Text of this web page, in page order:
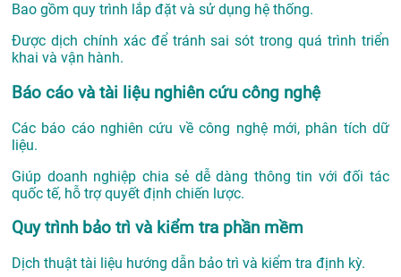
Bao gồm quy trình lắp đặt và sử dụng hệ thống.
Được dịch chính xác để tránh sai sót trong quá trình triển
khai và vận hành.
Báo cáo và tài liệu nghiên cứu công nghệ
Các báo cáo nghiên cứu về công nghệ mới, phân tích dữ
liệu.
Giúp doanh nghiệp chia sẻ dễ dàng thông tin với đối tác
quốc tế, hỗ trợ quyết định chiến lược.
Quy trình bảo trì và kiểm tra phần mềm
Dịch thuật tài liệu hướng dẫn bảo trì và kiểm tra định kỳ.